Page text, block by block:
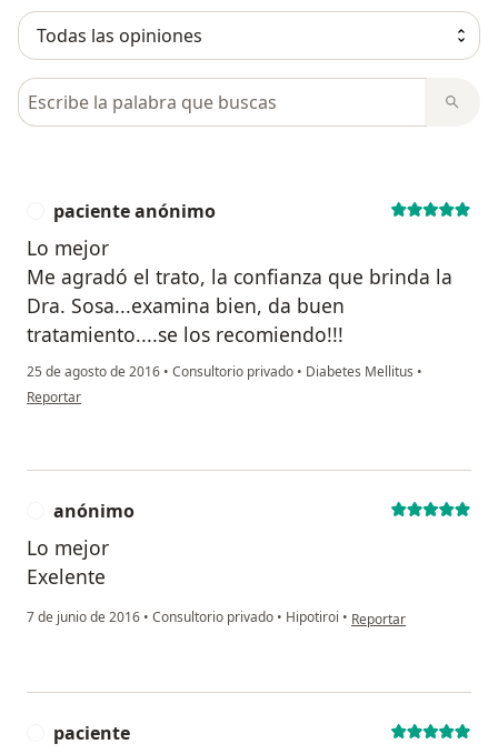
Busca en opiniones
paciente anónimo
Lo mejor
Me agradó el trato, la confianza que brinda la
Dra. Sosa...examina bien, da buen
tratamiento....se los recomiendo!!!
25 de agosto de 2016 • Consultorio privado • Diabetes Mellitus •
en opinión del usuario paciente anónimo
Reportar
anónimo
Lo mejor
Exelente
7 de junio de 2016 • Consultorio privado • Hipotiroi • en opinión del usuario
Reportar
paciente